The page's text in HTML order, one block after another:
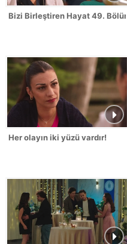
Bizi Birleştiren Hayat 49. Bölüm
Her olayın iki yüzü vardır!